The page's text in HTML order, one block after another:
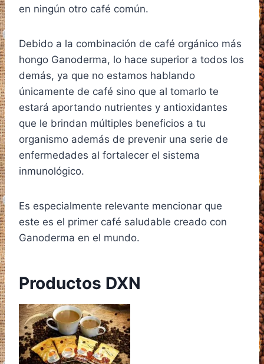
en ningún otro café común.
Debido a la combinación de café orgánico más
hongo Ganoderma, lo hace superior a todos los
demás, ya que no estamos hablando
únicamente de café sino que al tomarlo te
estará aportando nutrientes y antioxidantes
que le brindan múltiples beneficios a tu
organismo además de prevenir una serie de
enfermedades al fortalecer el sistema
inmunológico.
Es especialmente relevante mencionar que
este es el primer café saludable creado con
Ganoderma en el mundo.
Productos DXN